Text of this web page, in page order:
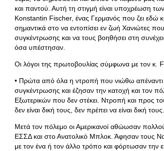
και παντού. Αυτή τη στιγμή είναι υποχρέωση
Kοnstantin Fischer, ένας Γερμανός που ζει εδώ
σημαντικά στο να εντοπίσει εν ζωή Χανιώτες
συγκέντρωσης και να τους βοηθήσει στη
όσα υπέστησαν.
Οι λόγοι της πρωτοβουλίας σύμφωνα με τον κ.
• Πρώτα από όλα η ντροπή που νιώθω
συγκέντρωσης και έζησαν την κατοχή και τον
Εξωτερικών που δεν στέκει. Ντροπή και προς
δεν είναι δική τους, δεν πρέπει να είναι δική τους.
Μετά τον πόλεμο οι Αμερικανοί αθώωσαν
ΕΣΣΔ και στο Ανατολικό Μπλοκ. Άφησαν τους
με τον ένα ή τον άλλο τρόπο και φόρτωσαν την